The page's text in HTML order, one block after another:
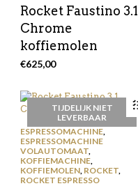
Rocket Faustino 3.1
Chrome
koffiemolen
€625,00
TIJDELIJK NIET
LEVERBAAR
ESPRESSOMACHINE,
ESPRESSOMACHINE
VOLAUTOMAAT,
KOFFIEMACHINE,
KOFFIEMOLEN, ROCKET,
ROCKET ESPRESSO